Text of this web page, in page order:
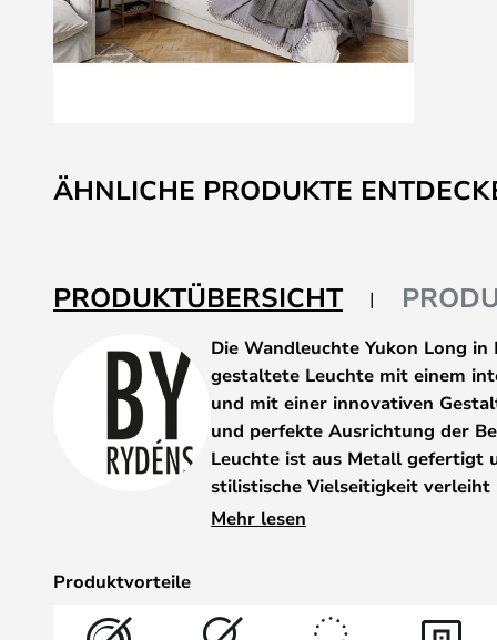
Anfang
der
ÄHNLICHE PRODUKTE
PRODUKTÜBERSICHT
Die Wandleuchte Yukon Long
gestaltete Leuchte mit einem
und mit einer innovativen
und perfekte Ausrichtung der
Leuchte ist aus Metall gefertigt
stilistische Vielseitigkeit verleiht
an das bestehende
austritt und die
Mehr lesen
Produktvorteile